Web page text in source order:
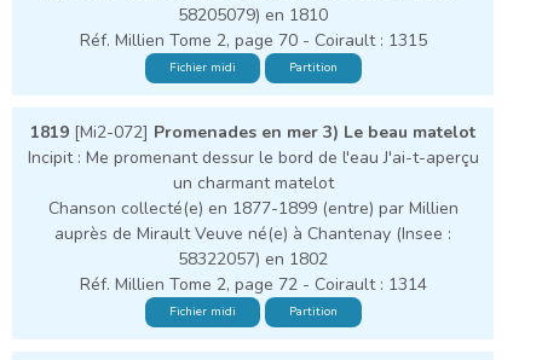
58205079) en 1810
Réf. Millien Tome 2, page 70 - Coirault : 1315
Fichier midi Partition
1819 [Mi2-072] Promenades en mer 3) Le beau matelot
Incipit : Me promenant dessur le bord de l'eau J'ai-t-aperçu
un charmant matelot
Chanson collecté(e) en 1877-1899 (entre) par Millien
auprès de Mirault Veuve né(e) à Chantenay (Insee :
58322057) en 1802
Réf. Millien Tome 2, page 72 - Coirault : 1314
Fichier midi Partition